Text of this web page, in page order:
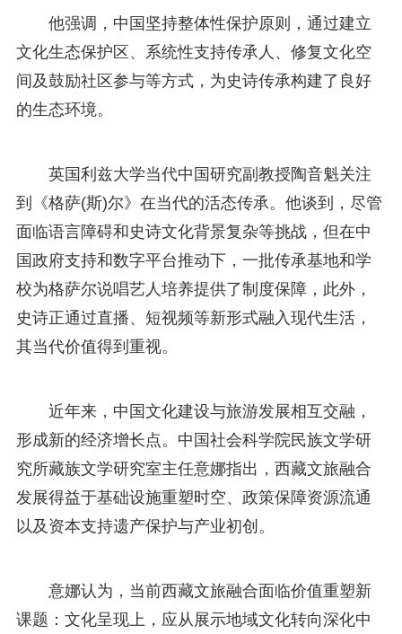
他强调，中国坚持整体性保护原则，通过建立
文化生态保护区、系统性支持传承人、修复文化空
间及鼓励社区参与等方式，为史诗传承构建了良好
的生态环境。
英国利兹大学当代中国研究副教授陶音魁关注
到《格萨(斯)尔》在当代的活态传承。他谈到，尽管
面临语言障碍和史诗文化背景复杂等挑战，但在中
国政府支持和数字平台推动下，一批传承基地和学
校为格萨尔说唱艺人培养提供了制度保障，此外，
史诗正通过直播、短视频等新形式融入现代生活，
其当代价值得到重视。
近年来，中国文化建设与旅游发展相互交融，
形成新的经济增长点。中国社会科学院民族文学研
究所藏族文学研究室主任意娜指出，西藏文旅融合
发展得益于基础设施重塑时空、政策保障资源流通
以及资本支持遗产保护与产业初创。
意娜认为，当前西藏文旅融合面临价值重塑新
课题：文化呈现上，应从展示地域文化转向深化中